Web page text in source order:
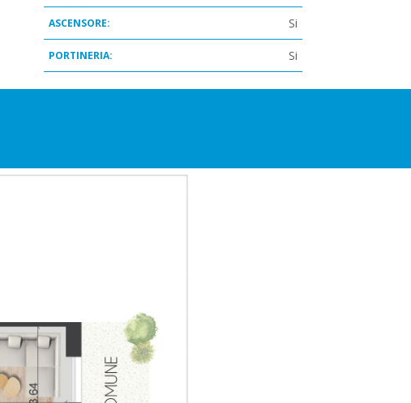
ASCENSORE: Si
PORTINERIA: Si